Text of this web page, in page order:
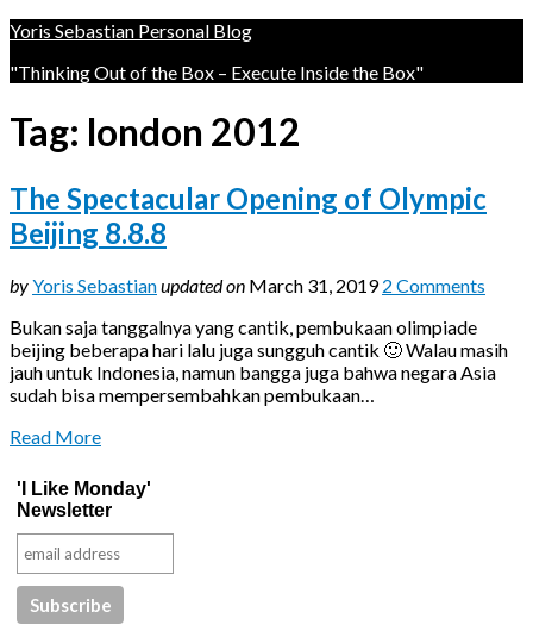
Yoris Sebastian Personal Blog
"Thinking Out of the Box – Execute Inside the Box"
Tag: london 2012
The Spectacular Opening of Olympic
Beijing 8.8.8
byYoris Sebastianupdated on March 31, 2019 2 Comments
Bukan saja tanggalnya yang cantik, pembukaan olimpiade
beijing beberapa hari lalu juga sungguh cantik 🙂 Walau masih
jauh untuk Indonesia, namun bangga juga bahwa negara Asia
sudah bisa mempersembahkan pembukaan…
Read More
'I Like Monday'
Newsletter